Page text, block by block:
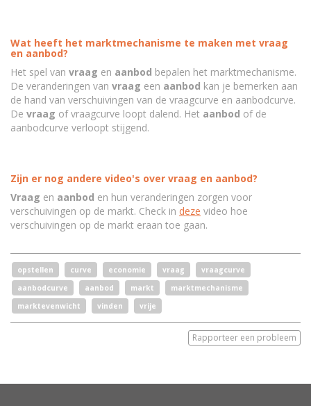
Wat heeft het marktmechanisme te maken met vraag
en aanbod?
Het spel van vraag en aanbod bepalen het marktmechanisme.
De veranderingen van vraag een aanbod kan je bemerken aan
de hand van verschuivingen van de vraagcurve en aanbodcurve.
De vraag of vraagcurve loopt dalend. Het aanbod of de
aanbodcurve verloopt stijgend.
Zijn er nog andere video's over vraag en aanbod?
Vraag en aanbod en hun veranderingen zorgen voor
verschuivingen op de markt. Check in deze video hoe
verschuivingen op de markt eraan toe gaan.
opstellen curve economie vraag
vraagcurve
aanbodcurve
aanbod markt
marktmechanisme
marktevenwicht
vinden vrije
Rapporteer een probleem